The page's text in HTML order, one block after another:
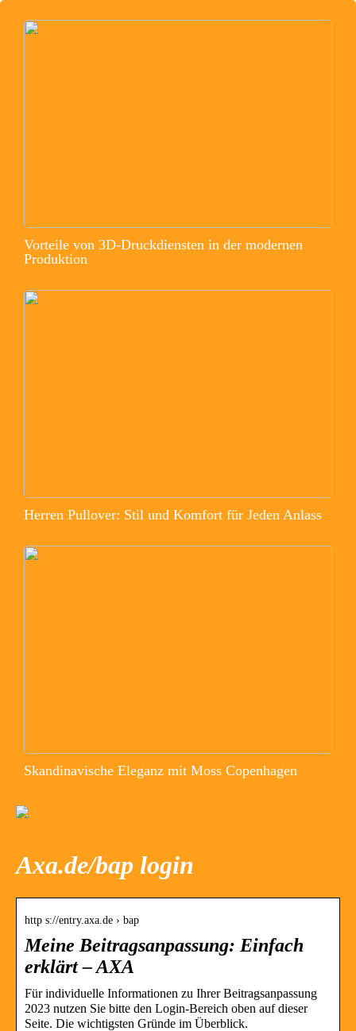
Vorteile von 3D-Druckdiensten in der modernen
Produktion
Herren Pullover: Stil und Komfort für Jeden Anlass
Skandinavische Eleganz mit Moss Copenhagen
Axa.de/bap login
http s://entry.axa.de › bap
Meine Beitragsanpassung: Einfach
erklärt – AXA
Für individuelle Informationen zu Ihrer Beitragsanpassung
2023 nutzen Sie bitte den Login-Bereich oben auf dieser
Seite. Die wichtigsten Gründe im Überblick.